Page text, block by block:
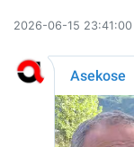
2026-06-15 23:41:00